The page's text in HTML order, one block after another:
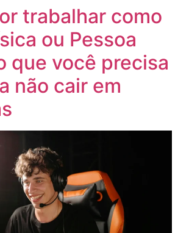
trabalhar como
ou Pessoa
que você precisa
não cair em